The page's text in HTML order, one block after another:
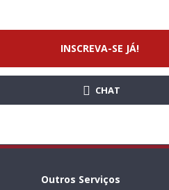
INSCREVA-SE JÁ!
CHAT
Outros Serviços